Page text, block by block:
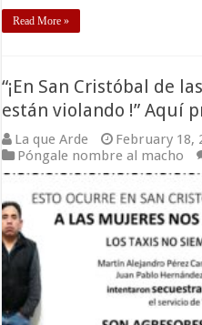
Read More »
“¡En San Cristóbal de
están violando !” Aquí
La que Arde
February 18,
Póngale nombre al macho